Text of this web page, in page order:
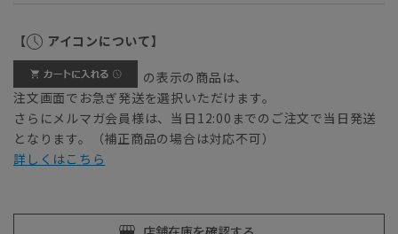
【 アイコンについて】
の表示の商品は、
注文画面でお急ぎ発送を選択いただけます。
さらにメルマガ会員様は、当日12:00までのご注文で当日発送
となります。（補正商品の場合は対応不可）
詳しくはこちら